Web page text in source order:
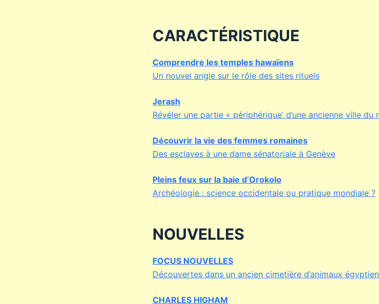
CARACTÉRISTIQUE
Comprendre les temples hawaïens
Un nouvel angle sur le rôle des sites rituels
Jerash
Révéler une partie « périphérique’ d’une ancienne ville
Découvrir la vie des femmes romaines
Des esclaves à une dame sénatoriale à Genève
Pleins feux sur la baie d’Orokolo
Archéologie : science occidentale ou pratique mondiale ?
NOUVELLES
FOCUS NOUVELLES
Découvertes dans un ancien cimetière d’animaux égyptien
CHARLES HIGHAM